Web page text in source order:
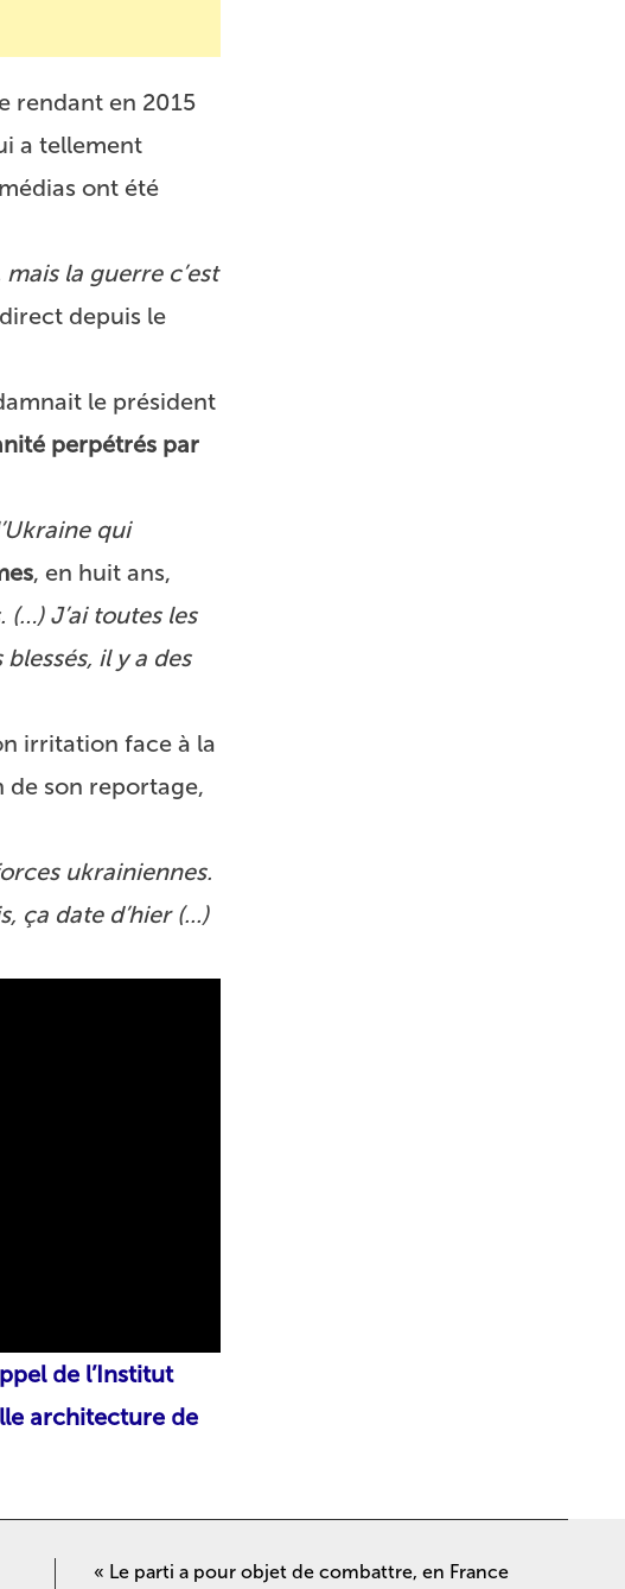
rendant en 2015
a tellement
ont été
la guerre c’est
depuis le
le président
perpétrés par
qui
, en huit ans,
J’ai toutes les
blessés, il y a des
irritation face à la
de son reportage,
ukrainiennes.
ça date d’hier (...)
de l’Institut
architecture de
« Le parti a pour objet de combattre, en France